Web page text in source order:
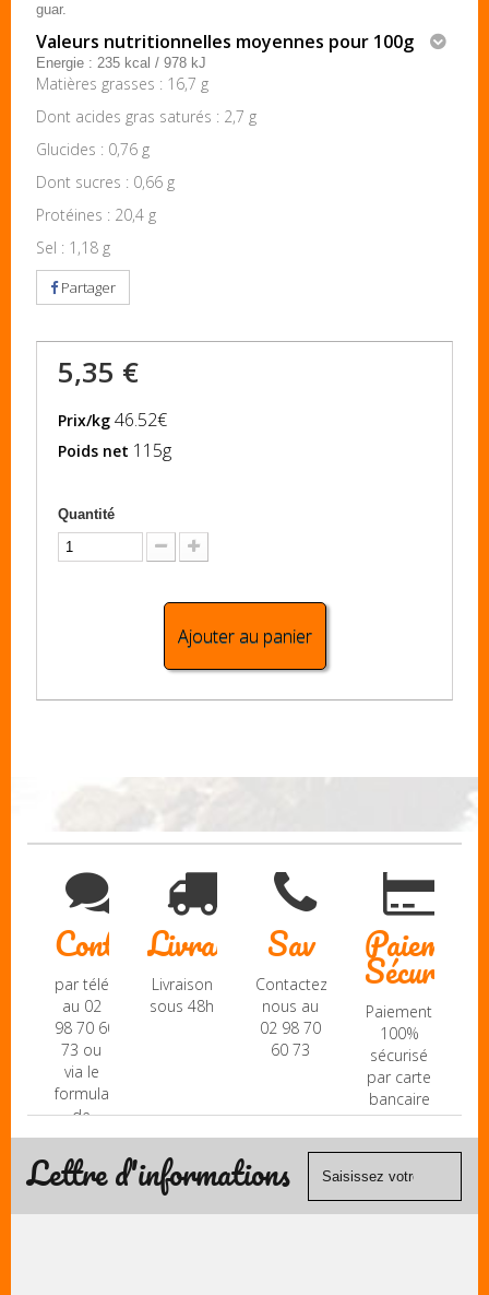
guar.
Valeurs nutritionnelles moyennes pour 100g
Energie : 235 kcal / 978 kJ
Matières grasses : 16,7 g
Dont acides gras saturés : 2,7 g
Glucides : 0,76 g
Dont sucres : 0,66 g
Protéines : 20,4 g
Sel : 1,18 g
Partager
5,35 €
Prix/kg 46.52€
Poids net 115g
Quantité
Ajouter au panier
Contact
par téléphone
au 02
98 70 60
73 ou
via le
formulaire
de
contact
Livraison
Livraison
sous 48h
Sav
Contactez-
nous au
02 98 70
60 73
Paiement
Sécurisé
Paiement
100%
sécurisé
par carte
bancaire
(Mastercard,
Visa, ...) et
Lettre d'informations